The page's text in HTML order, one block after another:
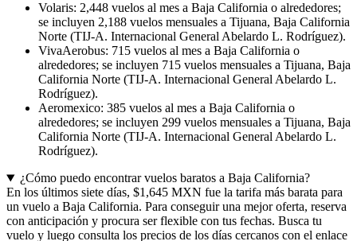
Volaris: 2,448 vuelos al mes a Baja California o alrededores;
se incluyen 2,188 vuelos mensuales a Tijuana, Baja California
Norte (TIJ-A. Internacional General Abelardo L. Rodríguez).
VivaAerobus: 715 vuelos al mes a Baja California o
alrededores; se incluyen 715 vuelos mensuales a Tijuana, Baja
California Norte (TIJ-A. Internacional General Abelardo L.
Rodríguez).
Aeromexico: 385 vuelos al mes a Baja California o
alrededores; se incluyen 299 vuelos mensuales a Tijuana, Baja
California Norte (TIJ-A. Internacional General Abelardo L.
Rodríguez).
¿Cómo puedo encontrar vuelos baratos a Baja California?
En los últimos siete días, $1,645 MXN fue la tarifa más barata para
un vuelo a Baja California. Para conseguir una mejor oferta, reserva
con anticipación y procura ser flexible con tus fechas. Busca tu
vuelo y luego consulta los precios de los días cercanos con el enlace